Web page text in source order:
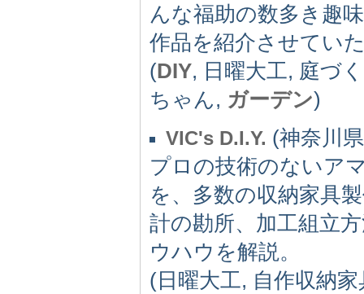
んな福助の数多き趣
作品を紹介させてい
(DIY, 日曜大工, 庭づ
ちゃん, ガーデン)
VIC's D.I.Y. (神奈川
プロの技術のないア
を、多数の収納家具
計の勘所、加工組立
ウハウを解説。
(日曜大工, 自作収納